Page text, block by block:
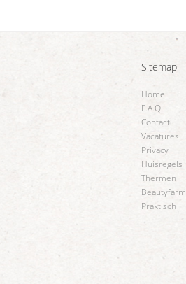
Sitemap
Home
F.A.Q.
Contact
Vacatures
Privacy
Huisregels
Thermen
Beautyfarm
Praktisch